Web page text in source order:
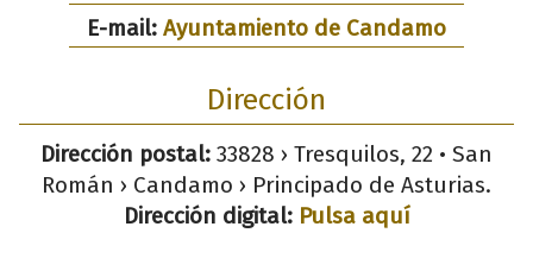
E-mail: Ayuntamiento de Candamo
Dirección
Dirección postal: 33828 › Tresquilos, 22 • San
Román › Candamo › Principado de Asturias.
Dirección digital: Pulsa aquí